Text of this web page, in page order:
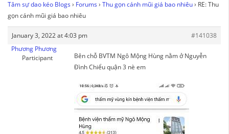
Tâm sự dao kéo Blogs › Forums › Thu gọn cánh mũi giá bao nhiêu› RE: Thu
gọn cánh mũi giá bao nhiêu
January 3, 2022 at 4:03 pm
#141038
Phương Phương
Participant
Bên chỗ BVTM Ngô Mộng Hùng nằm ở Nguyễn
Đình Chiểu quận 3 nè em